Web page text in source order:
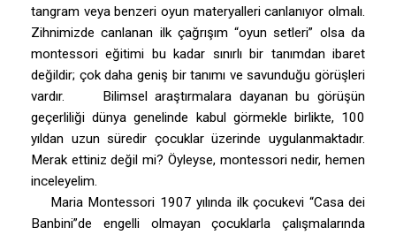
tangram veya benzeri oyun materyalleri canlanıyor olmalı.
Zihnimizde canlanan ilk çağrışım “oyun setleri” olsa da
montessori eğitimi bu kadar sınırlı bir tanımdan ibaret
değildir; çok daha geniş bir tanımı ve savunduğu görüşleri
vardır. Bilimsel araştırmalara dayanan bu görüşün
geçerliliği dünya genelinde kabul görmekle birlikte, 100
yıldan uzun süredir çocuklar üzerinde uygulanmaktadır.
Merak ettiniz değil mi? Öyleyse, montessori nedir, hemen
inceleyelim.
Maria Montessori 1907 yılında ilk çocukevi “Casa dei
Banbini”de engelli olmayan çocuklarla çalışmalarında